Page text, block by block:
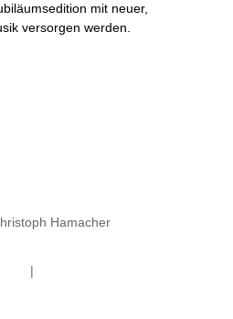
mit neuer,
versorgen werden.
Hamacher
|